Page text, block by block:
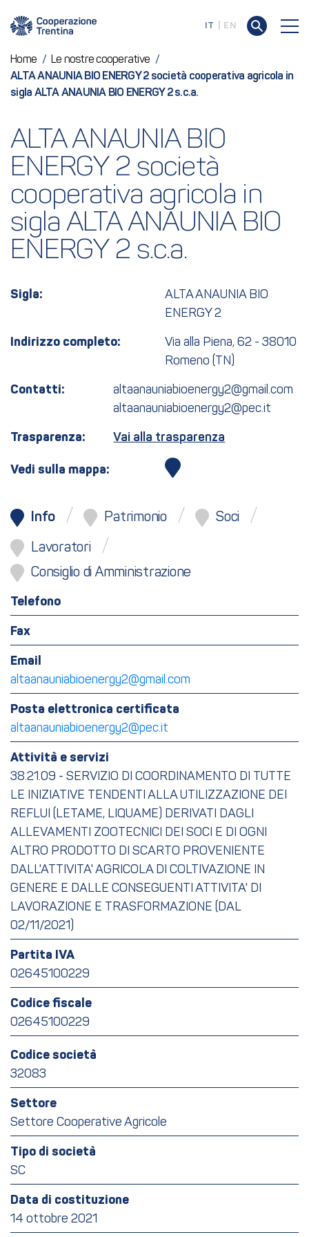
IT EN
Home / Le nostre cooperative /
ALTA ANAUNIA BIO ENERGY 2 società cooperativa agricola in
sigla ALTA ANAUNIA BIO ENERGY 2 s.c.a.
ALTA ANAUNIA BIO
ENERGY 2 società
cooperativa agricola in
sigla ALTA ANAUNIA BIO
ENERGY 2 s.c.a.
Sigla:
ALTA ANAUNIA BIO
ENERGY 2
Indirizzo completo:
Via alla Piena, 62 - 38010
Romeno (TN)
Contatti:
altaanauniabioenergy2@gmail.com
altaanauniabioenergy2@pec.it
Trasparenza: Vai alla trasparenza
Vedi sulla mappa:
Info Patrimonio Soci
Lavoratori
Consiglio di Amministrazione
Telefono
Fax
Email
altaanauniabioenergy2@gmail.com
Posta elettronica certificata
altaanauniabioenergy2@pec.it
Attività e servizi
38.21.09 - SERVIZIO DI COORDINAMENTO DI TUTTE
LE INIZIATIVE TENDENTI ALLA UTILIZZAZIONE DEI
REFLUI (LETAME, LIQUAME) DERIVATI DAGLI
ALLEVAMENTI ZOOTECNICI DEI SOCI E DI OGNI
ALTRO PRODOTTO DI SCARTO PROVENIENTE
DALL'ATTIVITA' AGRICOLA DI COLTIVAZIONE IN
GENERE E DALLE CONSEGUENTI ATTIVITA' DI
LAVORAZIONE E TRASFORMAZIONE (DAL
02/11/2021)
Partita IVA
02645100229
Codice fiscale
02645100229
Codice società
32083
Settore
Settore Cooperative Agricole
Tipo di società
SC
Data di costituzione
14 ottobre 2021